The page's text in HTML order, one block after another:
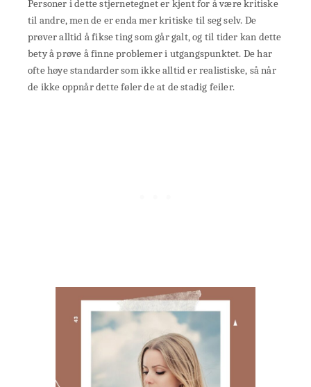
Personer i dette stjernetegnet er kjent for å være kritiske
til andre, men de er enda mer kritiske til seg selv. De
prøver alltid å fikse ting som går galt, og til tider kan dette
bety å prøve å finne problemer i utgangspunktet. De har
ofte høye standarder som ikke alltid er realistiske, så når
de ikke oppnår dette føler de at de stadig feiler.